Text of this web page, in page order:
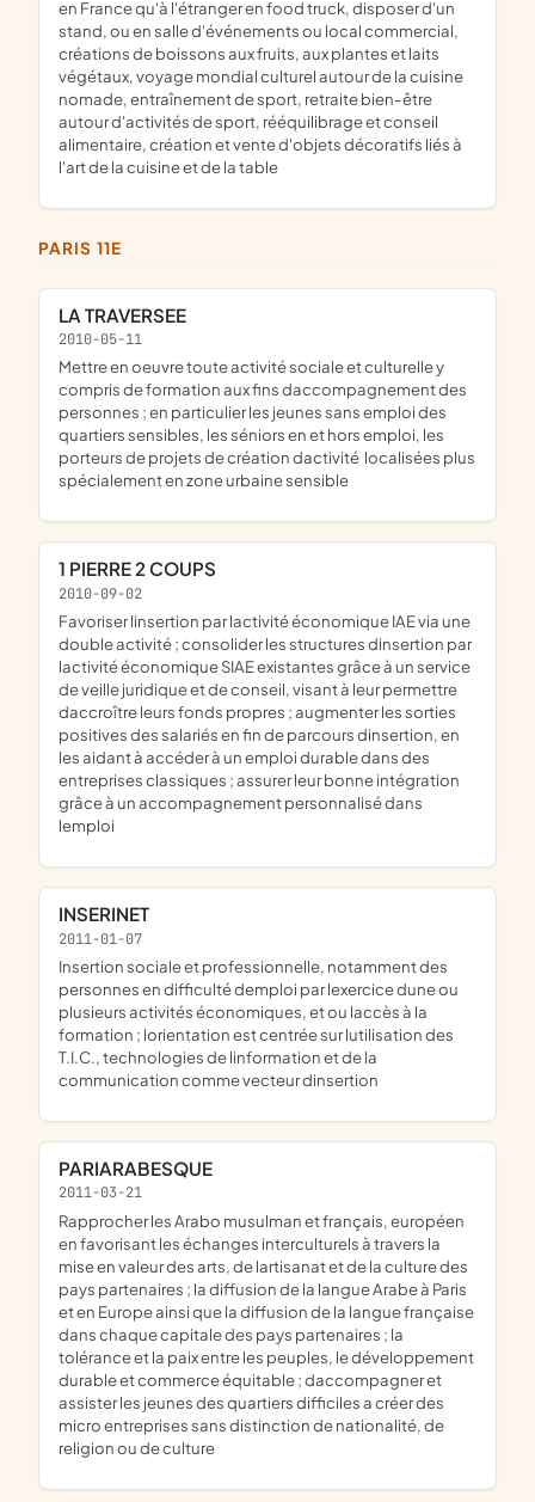
en France qu'à l'étranger en food truck, disposer d'un
stand, ou en salle d'événements ou local commercial,
créations de boissons aux fruits, aux plantes et laits
végétaux, voyage mondial culturel autour de la cuisine
nomade, entraînement de sport, retraite bien-être
autour d'activités de sport, rééquilibrage et conseil
alimentaire, création et vente d'objets décoratifs liés à
l'art de la cuisine et de la table
PARIS 11E
LA TRAVERSEE
2010-05-11
mettre en oeuvre toute activité sociale et culturelle y
compris de formation aux fins daccompagnement des
personnes ; en particulier les jeunes sans emploi des
quartiers sensibles, les séniors en et hors emploi, les
porteurs de projets de création dactivité  localisées plus
spécialement en zone urbaine sensible
1 PIERRE 2 COUPS
2010-09-02
favoriser linsertion par lactivité économique IAE via une
double activité ; consolider les structures dinsertion par
lactivité économique SIAE existantes grâce à un service
de veille juridique et de conseil, visant à leur permettre
daccroître leurs fonds propres ; augmenter les sorties
positives des salariés en fin de parcours dinsertion, en
les aidant à accéder à un emploi durable dans des
entreprises classiques ; assurer leur bonne intégration
grâce à un accompagnement personnalisé dans
lemploi
INSERINET
2011-01-07
insertion sociale et professionnelle, notamment des
personnes en difficulté demploi par lexercice dune ou
plusieurs activités économiques, et ou laccès à la
formation ; lorientation est centrée sur lutilisation des
T.I.C., technologies de linformation et de la
communication comme vecteur dinsertion
PARIARABESQUE
2011-03-21
rapprocher les Arabo musulman et français, européen
en favorisant les échanges interculturels à travers la
mise en valeur des arts, de lartisanat et de la culture des
pays partenaires ; la diffusion de la langue Arabe à Paris
et en Europe ainsi que la diffusion de la langue française
dans chaque capitale des pays partenaires ; la
tolérance et la paix entre les peuples, le développement
durable et commerce équitable ; daccompagner et
assister les jeunes des quartiers difficiles a créer des
micro entreprises sans distinction de nationalité, de
religion ou de culture